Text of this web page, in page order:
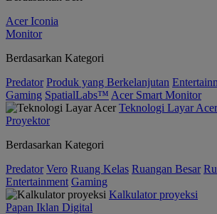
Acer Iconia
Monitor
Berdasarkan Kategori
Predator Produk yang Berkelanjutan
Gaming SpatialLabs™ Acer Smart Monitor
Teknologi Layar Acer
Proyektor
Berdasarkan Kategori
Predator Vero Ruang Kelas Ruangan Besar
Entertainment Gaming
Kalkulator proyeksi
Papan Iklan Digital